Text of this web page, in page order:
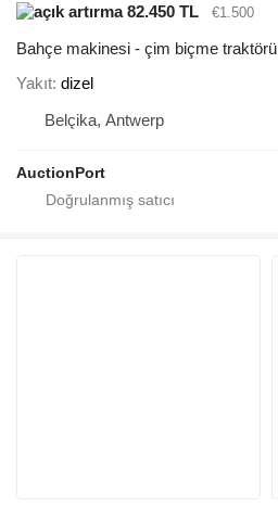
82.450 TL
€1.500
Bahçe makinesi - çim biçme traktörü
Yakıt dizel
Belçika, Antwerp
AuctionPort